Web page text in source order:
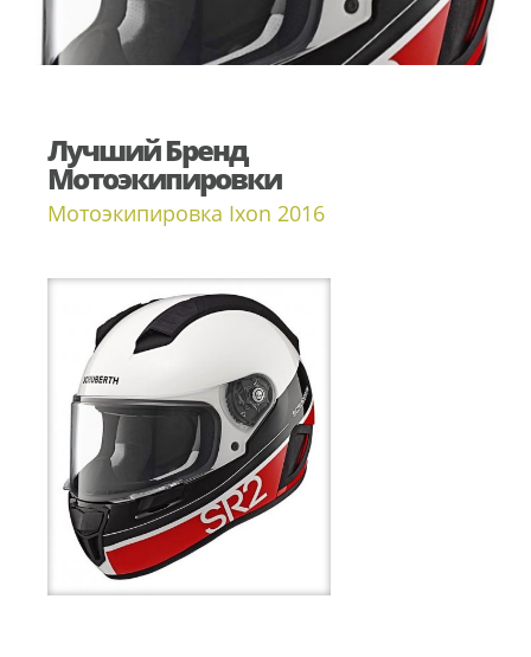
Лучший Бренд
Мотоэкипировки
Мотоэкипировка Ixon 2016